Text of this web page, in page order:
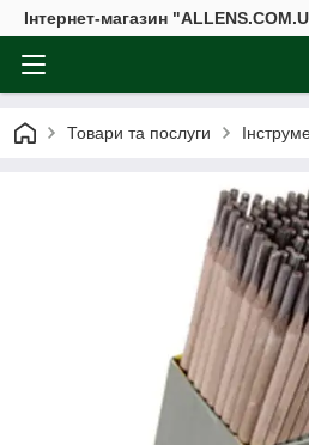
Інтернет-магазин
Товари та послуги